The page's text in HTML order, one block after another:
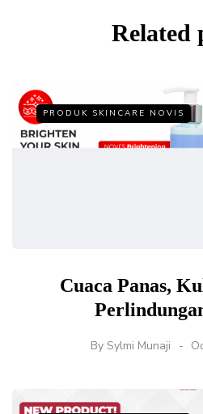
Related
PRODUK SKINCARE NOVIS
Cuaca Panas,
By Sylmi Munaji